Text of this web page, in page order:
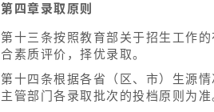
第四章录取原则
第十三条按照教育部关于招生工作
合素质评价，择优录取。
第十四条根据各省（区、市）生源
主管部门各录取批次的投档原则为